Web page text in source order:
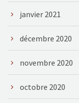
janvier 2021
décembre 2020
novembre 2020
octobre 2020